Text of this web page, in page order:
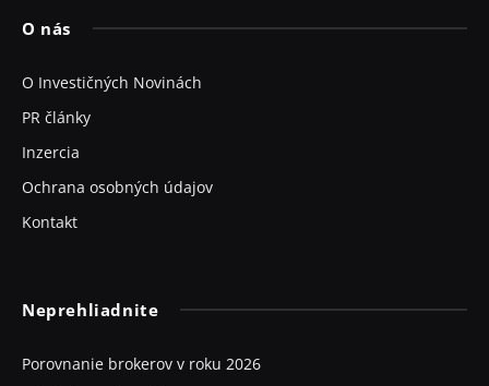
O nás
O Investičných Novinách
PR články
Inzercia
Ochrana osobných údajov
Kontakt
Neprehliadnite
Porovnanie brokerov v roku 2026